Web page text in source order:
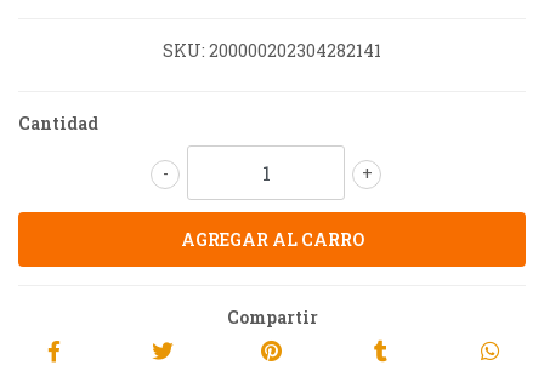
SKU: 200000202304282141
Cantidad
+
-
Compartir